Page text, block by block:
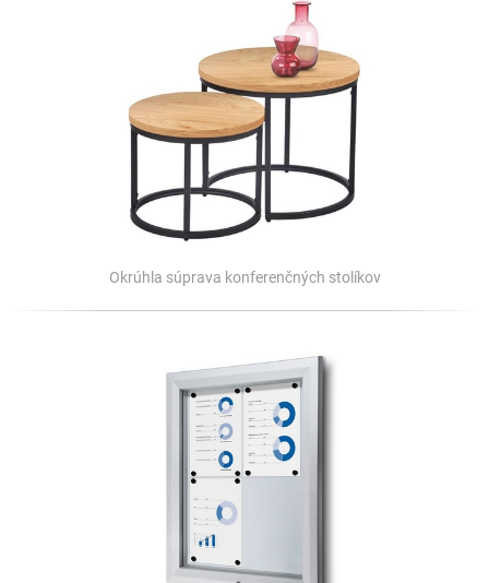
Okrúhla súprava konferenčných stolíkov